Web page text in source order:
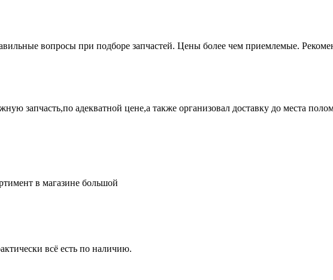
вопросы при подборе запчастей. Цены более чем приемлемые.
запчасть,по адекватной цене,а также организовал доставку до места
в магазине большой
всё есть по наличию.